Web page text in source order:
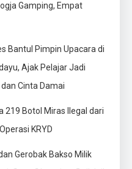
Gamping, Empat
Bantul Pimpin Upacara di
Ajak Pelajar Jadi
Cinta Damai
219 Botol Miras Ilegal dari
KRYD
Gerobak Bakso Milik